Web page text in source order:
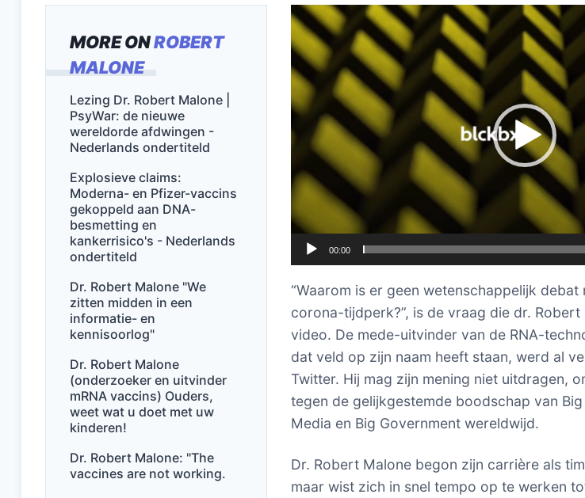
MORE ONROBERT
MALONE
Lezing Dr. Robert Malone |
PsyWar: de nieuwe
wereldorde afdwingen -
Nederlands ondertiteld
Explosieve claims:
Moderna- en Pfizer-vaccins
gekoppeld aan DNA-
besmetting en
kankerrisico's - Nederlands
ondertiteld
Dr. Robert Malone "We
zitten midden in een
informatie- en
kennisoorlog"
Dr. Robert Malone
(onderzoeker en uitvinder
mRNA vaccins) Ouders,
weet wat u doet met uw
kinderen!
Dr. Robert Malone: "The
vaccines are not working.
Videospeler
00:00
“Waarom is er geen wetenschappelijk
corona-tijdperk?”, is de vraag die dr.
video. De mede-uitvinder van de RNA-
dat veld op zijn naam heeft staan, werd al
Twitter. Hij mag zijn mening niet uitdragen,
tegen de gelijkgestemde boodschap van Big
Media en Big Government wereldwijd.
Dr. Robert Malone begon zijn carrière als
maar wist zich in snel tempo op te werken